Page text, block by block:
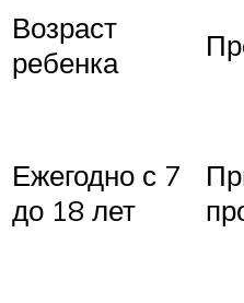
Возраст
ребенка
Ежегодно с 7
до 18 лет